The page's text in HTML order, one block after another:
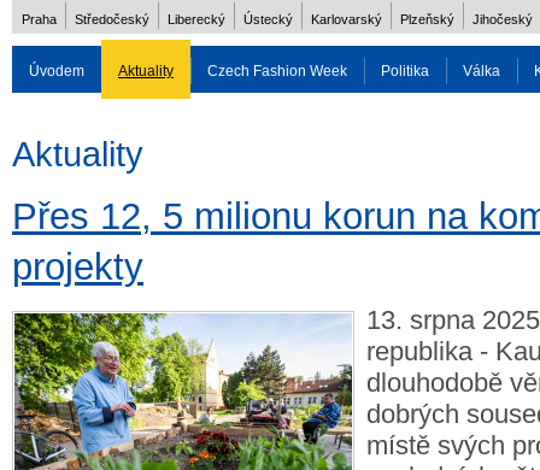
Praha Středočeský Liberecký Ústecký Karlovarský Plzeňský Jihočeský
Úvodem Aktuality Czech Fashion Week Politika Válka
Aktuality
Přes 12, 5 milionu korun na
projekty
13. srpna
republika -
dlouhodobě
dobrých
místě svých